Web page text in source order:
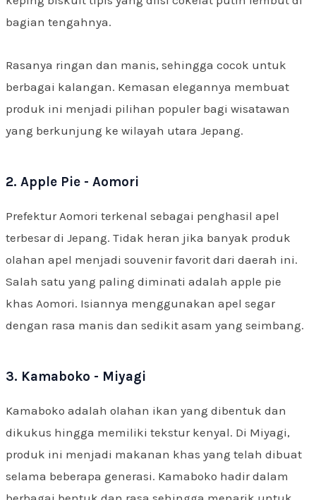
bagian tengahnya.
Rasanya ringan dan manis, sehingga cocok untuk
berbagai kalangan. Kemasan elegannya membuat
produk ini menjadi pilihan populer bagi wisatawan
yang berkunjung ke wilayah utara Jepang.
2. Apple Pie - Aomori
Prefektur Aomori terkenal sebagai penghasil apel
terbesar di Jepang. Tidak heran jika banyak produk
olahan apel menjadi souvenir favorit dari daerah ini.
Salah satu yang paling diminati adalah apple pie
khas Aomori. Isiannya menggunakan apel segar
dengan rasa manis dan sedikit asam yang seimbang.
3. Kamaboko - Miyagi
Kamaboko adalah olahan ikan yang dibentuk dan
dikukus hingga memiliki tekstur kenyal. Di Miyagi,
produk ini menjadi makanan khas yang telah dibuat
selama beberapa generasi. Kamaboko hadir dalam